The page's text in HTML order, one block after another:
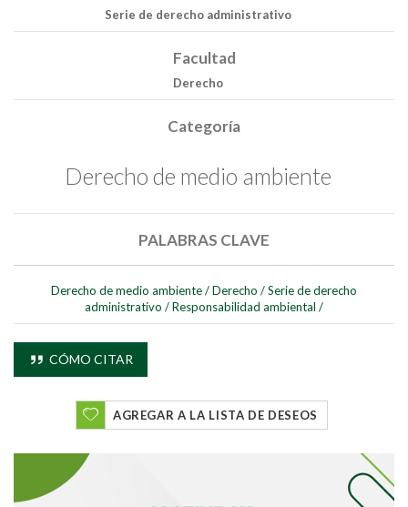
Buscar
Serie de derecho administrativo
Facultad
Derecho
Categoría
Derecho de medio ambiente
PALABRAS CLAVE
Derecho de medio ambiente/Derecho /Serie de derecho
administrativo /Responsabilidad ambiental /
CÓMO CITAR
AGREGAR A LA LISTA DE DESEOS